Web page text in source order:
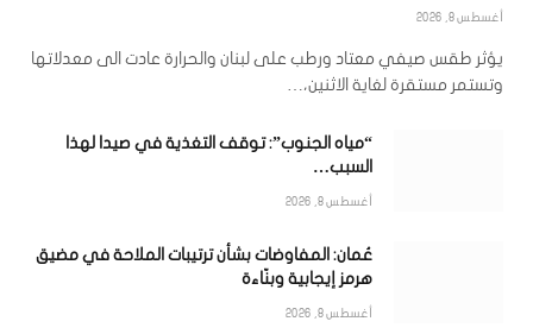
أغسطس 8, 2026
يؤثر طقس صيفي معتاد ورطب على لبنان والحرارة عادت الى معدلاتها
وتستمر مستقرة لغاية الاثنين،…
“مياه الجنوب”: توقف التغذية في صيدا لهذا
السبب…
أغسطس 8, 2026
عُمان: المفاوضات بشأن ترتيبات الملاحة في مضيق
هرمز إيجابية وبنّاءة
أغسطس 8, 2026